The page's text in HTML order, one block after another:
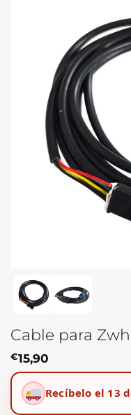
Cable para
€15,90
Recíbelo el 13